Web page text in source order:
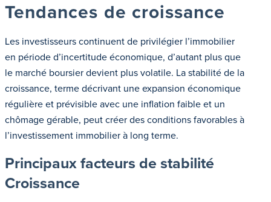
Tendances de croissance
Les investisseurs continuent de privilégier l’immobilier
en période d’incertitude économique, d’autant plus que
le marché boursier devient plus volatile. La stabilité de la
croissance, terme décrivant une expansion économique
régulière et prévisible avec une inflation faible et un
chômage gérable, peut créer des conditions favorables à
l’investissement immobilier à long terme.
Principaux facteurs de stabilité
Croissance